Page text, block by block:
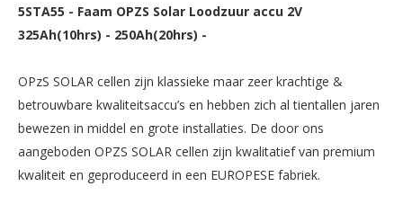
5STA55 - Faam OPZS Solar Loodzuur accu 2V
325Ah(10hrs) - 250Ah(20hrs) -
OPzS SOLAR cellen zijn klassieke maar zeer krachtige &
betrouwbare kwaliteitsaccu’s en hebben zich al tientallen jaren
bewezen in middel en grote installaties. De door ons
aangeboden OPZS SOLAR cellen zijn kwalitatief van premium
kwaliteit en geproduceerd in een EUROPESE fabriek.